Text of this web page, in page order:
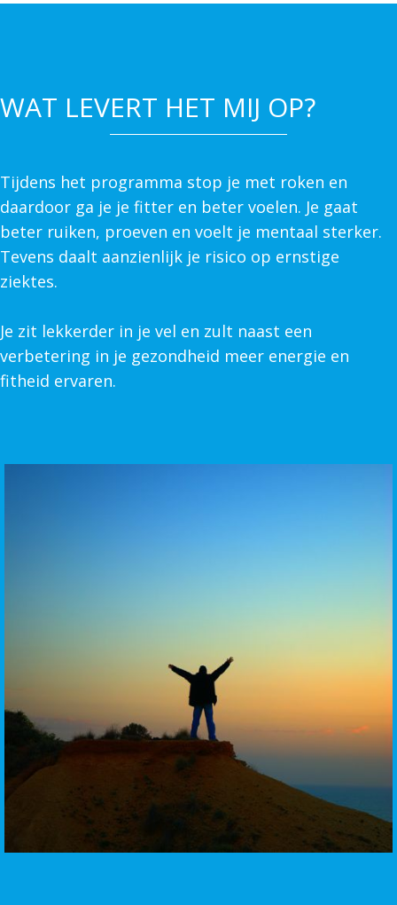
WAT LEVERT HET MIJ OP?
Tijdens het programma stop je met roken en
daardoor ga je je fitter en beter voelen. Je gaat
beter ruiken, proeven en voelt je mentaal sterker.
Tevens daalt aanzienlijk je risico op ernstige
ziektes.
Je zit lekkerder in je vel en zult naast een
verbetering in je gezondheid meer energie en
fitheid ervaren.